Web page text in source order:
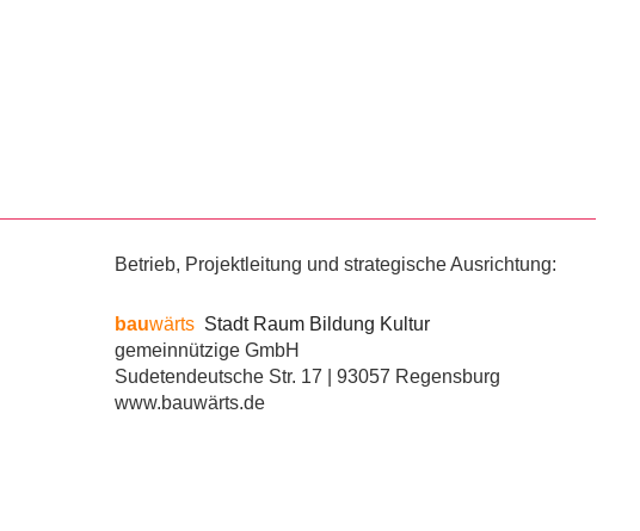
Betrieb, Projektleitung und strategische Ausrichtung:
bauwärtsStadt Raum Bildung Kultur
gemeinnützige GmbH
Sudetendeutsche Str. 17 | 93057 Regensburg
www.bauwärts.de